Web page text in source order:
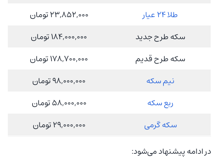
طلا 24 عیار
23,852,000 تومان
سکه طرح جدید
184,000,000 تومان
سکه طرح قدیم
178,700,000 تومان
نیم سکه
98,000,000 تومان
ربع سکه
58,000,000 تومان
سکه گرمی
29,000,000 تومان
در ادامه پیشنهاد می‌شود: